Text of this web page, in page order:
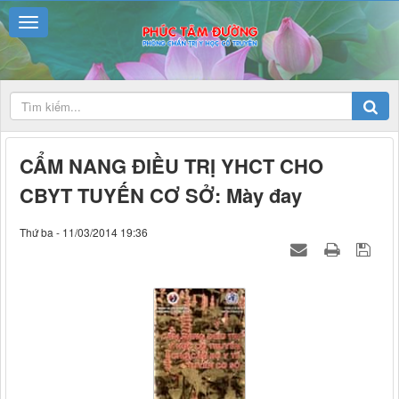
CẨM NANG ĐIỀU TRỊ YHCT CHO
CBYT TUYẾN CƠ SỞ: Mày đay
Thứ ba - 11/03/2014 19:36